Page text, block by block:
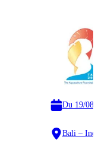
Du 19/08/
Bali –